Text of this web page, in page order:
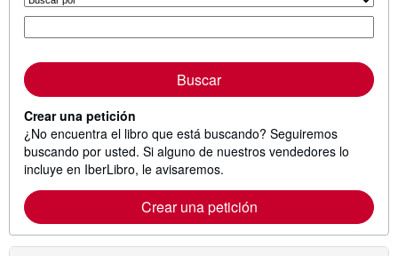
Buscar
Crear una petición
¿No encuentra el libro que está buscando? Seguiremos
buscando por usted. Si alguno de nuestros vendedores lo
incluye en IberLibro, le avisaremos.
Crear una petición